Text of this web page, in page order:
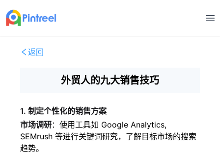
打
返回
外贸人的九大销售技巧
1. 制定个性化的销售方案
市场调研：使用工具如 Google Analytics,
SEMrush 等进行关键词研究，了解目标市场的搜索
趋势。